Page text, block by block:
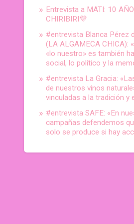
Entrevista a MATI: 10
CHIRIBIRI💜
#entrevista Blanca Pérez
(LA ALGAMECA CHICA):
«lo nuestro» es también
social, lo político y la
#entrevista La Gracia:
de nuestros vinos
vinculadas a la tradición y
#entrevista SAFE: «En
campañas defendemos
solo se produce si hay